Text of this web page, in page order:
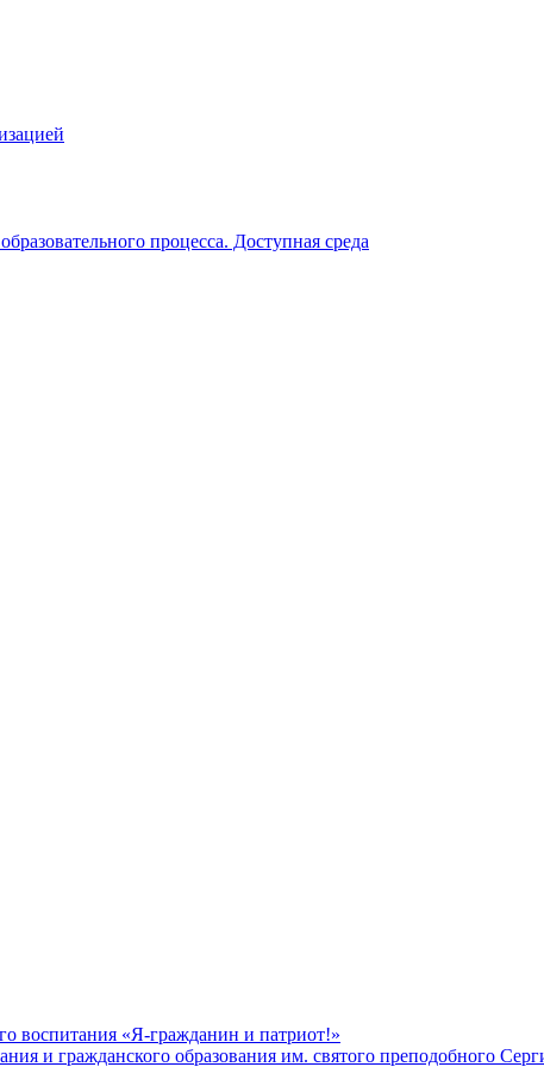
процесса. Доступная среда
воспитания «Я-гражданин и патриот!»
и гражданского образования им. святого преподобного